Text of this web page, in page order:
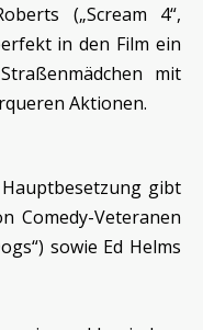
(„Scream 4“,
in den Film ein
mit
Aktionen.
gibt
Comedy-Veteranen
sowie Ed Helms